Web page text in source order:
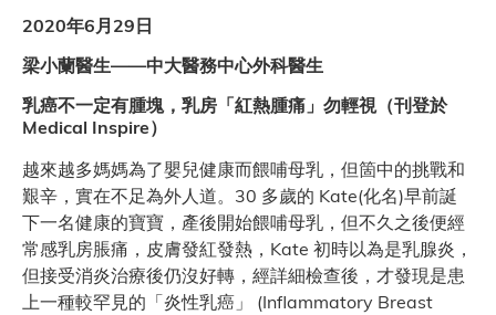
2020年6月29日
梁小蘭醫生——中大醫務中心外科醫生
乳癌不一定有腫塊，乳房「紅熱腫痛」勿輕視（刊登於
Medical Inspire）
越來越多媽媽為了嬰兒健康而餵哺母乳，但箇中的挑戰和
艱辛，實在不足為外人道。30 多歲的 Kate(化名)早前誕
下一名健康的寶寶，產後開始餵哺母乳，但不久之後便經
常感乳房脹痛，皮膚發紅發熱，Kate 初時以為是乳腺炎，
但接受消炎治療後仍沒好轉，經詳細檢查後，才發現是患
上一種較罕見的「炎性乳癌」 (Inflammatory Breast